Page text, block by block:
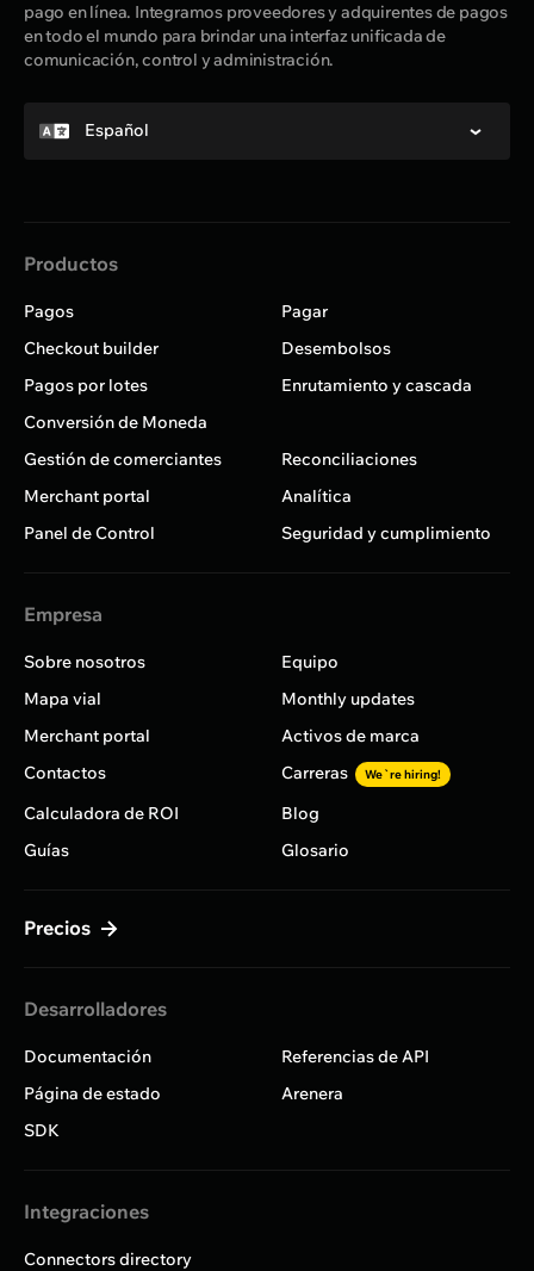
pago en línea. Integramos proveedores y adquirentes de pagos
en todo el mundo para brindar una interfaz unificada de
comunicación, control y administración.
Productos
Pagos
Pagar
Checkout builder
Desembolsos
Pagos por lotes
Enrutamiento y cascada
Conversión de Moneda
Gestión de comerciantes
Reconciliaciones
Merchant portal
Analítica
Panel de Control
Seguridad y cumplimiento
Empresa
Sobre nosotros
Equipo
Mapa vial
Monthly updates
Merchant portal
Activos de marca
Contactos
Carreras We`re hiring!
Calculadora de ROI
Blog
Guías
Glosario
Precios
Desarrolladores
Documentación
Referencias de API
Página de estado
Arenera
SDK
Integraciones
Connectors directory
Español